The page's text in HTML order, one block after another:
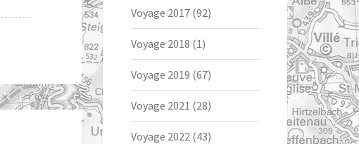
Voyage 2017(92)
Voyage 2018 (1)
Voyage 2019 (67)
Voyage 2021 (28)
Voyage 2022(43)